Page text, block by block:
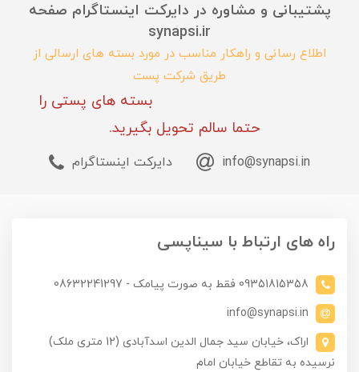
پشتیبانی و مشاوره در دایرکت اینستاگرام صفحه
synapsi.ir
اطلاع رسانی و راهکار مناسب در مورد بسته های ارسالی از
طریق شرکت پست
بسته های پستی را
حتما سالم تحویل بگیرید.
info@synapsi.in دایرکت اینستاگرام
راه های ارتباط با سیناپسی
09351815358 فقط به صورت پیامک - 08632241297
info@synapsi.in
اراک، خیابان سید جمال الدین اسدآبادی (12 متری ملک)
نرسیده به تقاطع خیابان امام